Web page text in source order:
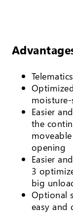
Telematics
Easier
the
opening
Easier
3
big
Optional
easy and